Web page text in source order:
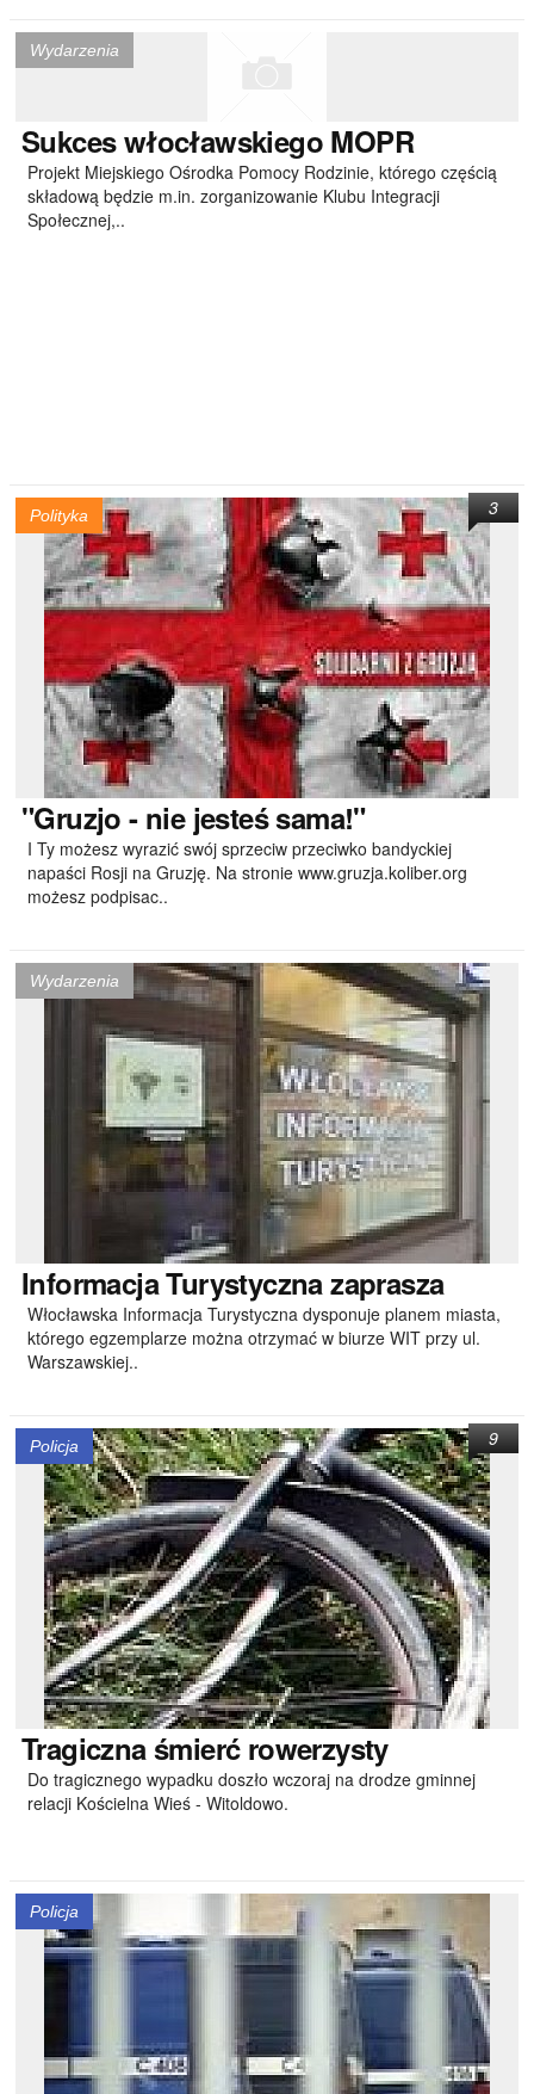
Wydarzenia
Sukceswłocławskiego MOPR
Projekt Miejskiego Ośrodka Pomocy Rodzinie, którego częścią
składową będzie m.in. zorganizowanie Klubu Integracji
Społecznej,..
Polityka
"Gruzjo - nie jesteś sama!"
I Ty możesz wyrazić swój sprzeciw przeciwko bandyckiej
napaści Rosji na Gruzję. Na stronie www.gruzja.koliber.org
możesz podpisac..
3
Wydarzenia
InformacjaTurystyczna zaprasza
Włocławska Informacja Turystyczna dysponuje planem miasta,
którego egzemplarze można otrzymać w biurze WIT przy ul.
Warszawskiej..
Policja
Tragicznaśmierć rowerzysty
Do tragicznego wypadku doszło wczoraj na drodze gminnej
relacji Kościelna Wieś - Witoldowo.
9
Policja